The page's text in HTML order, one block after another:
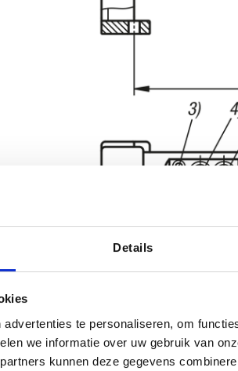
Details
te personaliseren, om
we informatie over uw gebruik van
kunnen deze gegevens
Draagkracht N